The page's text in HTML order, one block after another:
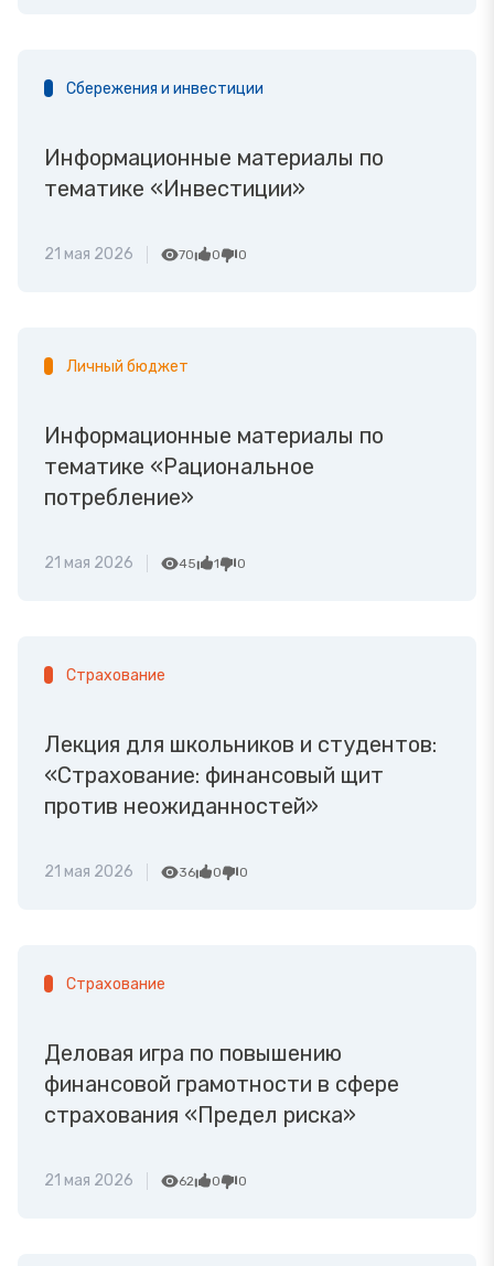
Сбережения и инвестиции
Информационные материалы по
тематике «Инвестиции»
21 мая 2026 70 0 0
Личный бюджет
Информационные материалы по
тематике «Рациональное
потребление»
21 мая 2026 45 1 0
Страхование
Лекция для школьников и студентов:
«Страхование: финансовый щит
против неожиданностей»
21 мая 2026 36 0 0
Страхование
Деловая игра по повышению
финансовой грамотности в сфере
страхования «Предел риска»
21 мая 2026 62 0 0